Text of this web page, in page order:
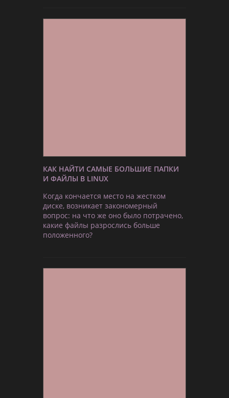
КАК НАЙТИ САМЫЕ БОЛЬШИЕ ПАПКИ
И ФАЙЛЫ В LINUX
Когда кончается место на жестком
диске, возникает закономерный
вопрос: на что же оно было потрачено,
какие файлы разрослись больше
положенного?